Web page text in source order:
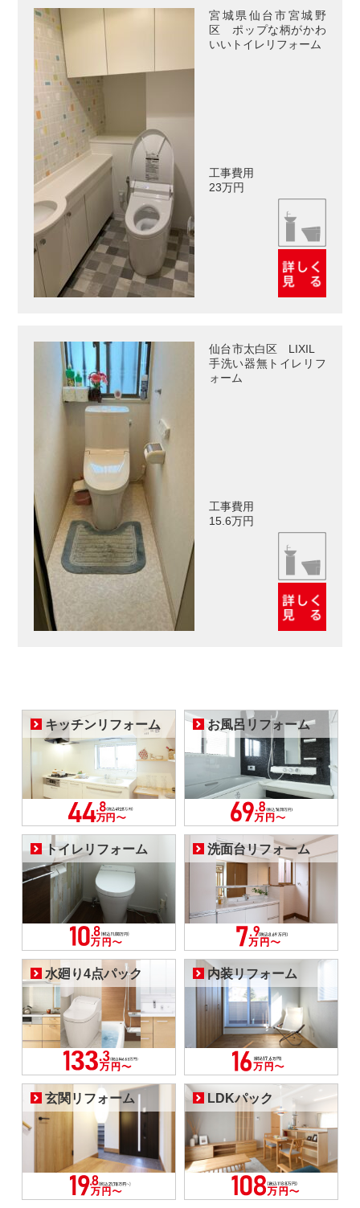
宮城県仙台市宮城野
区 ポップな柄がかわ
いいトイレリフォーム
工事費用
23万円
仙台市太白区 LIXIL
手洗い器無トイレリフ
ォーム
工事費用
15.6万円
キッチンリフォーム お風呂リフォーム
トイレリフォーム 洗面台リフォーム
水廻り4点パック 内装リフォーム
玄関リフォーム LDKパック